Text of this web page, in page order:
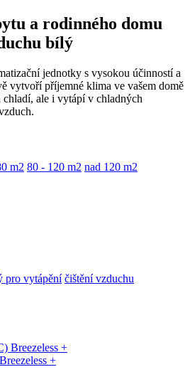
a rodinného domu
bílý
jednotky s vysokou účinností a
vytvoří příjemné klima ve vašem domě
chladí, ale i vytápí v chladných
m2 80 - 120 m2 nad 120 m2
pro vytápění čištění vzduchu
+